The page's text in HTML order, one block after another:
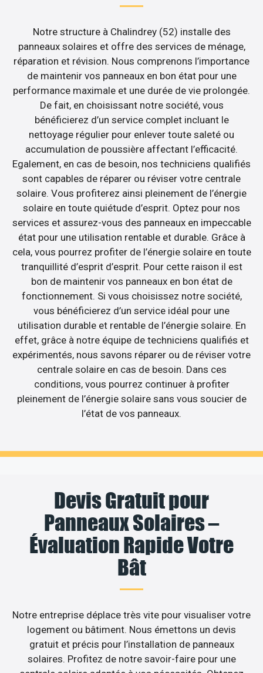
Notre structure à Chalindrey (52) installe des
panneaux solaires et offre des services de ménage,
réparation et révision. Nous comprenons l’importance
de maintenir vos panneaux en bon état pour une
performance maximale et une durée de vie prolongée.
De fait, en choisissant notre société, vous
bénéficierez d’un service complet incluant le
nettoyage régulier pour enlever toute saleté ou
accumulation de poussière affectant l’efficacité.
Egalement, en cas de besoin, nos techniciens qualifiés
sont capables de réparer ou réviser votre centrale
solaire. Vous profiterez ainsi pleinement de l’énergie
solaire en toute quiétude d’esprit. Optez pour nos
services et assurez-vous des panneaux en impeccable
état pour une utilisation rentable et durable. Grâce à
cela, vous pourrez profiter de l’énergie solaire en toute
tranquillité d’esprit d’esprit. Pour cette raison il est
bon de maintenir vos panneaux en bon état de
fonctionnement. Si vous choisissez notre société,
vous bénéficierez d’un service idéal pour une
utilisation durable et rentable de l’énergie solaire. En
effet, grâce à notre équipe de techniciens qualifiés et
expérimentés, nous savons réparer ou de réviser votre
centrale solaire en cas de besoin. Dans ces
conditions, vous pourrez continuer à profiter
pleinement de l’énergie solaire sans vous soucier de
l’état de vos panneaux.
Devis Gratuit pour
Panneaux Solaires –
Évaluation Rapide Votre
Bât
Notre entreprise déplace très vite pour visualiser votre
logement ou bâtiment. Nous émettons un devis
gratuit et précis pour l’installation de panneaux
solaires. Profitez de notre savoir-faire pour une